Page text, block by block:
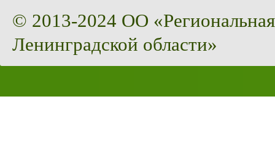
© 2013-2024 ОО
Ленинградской области»